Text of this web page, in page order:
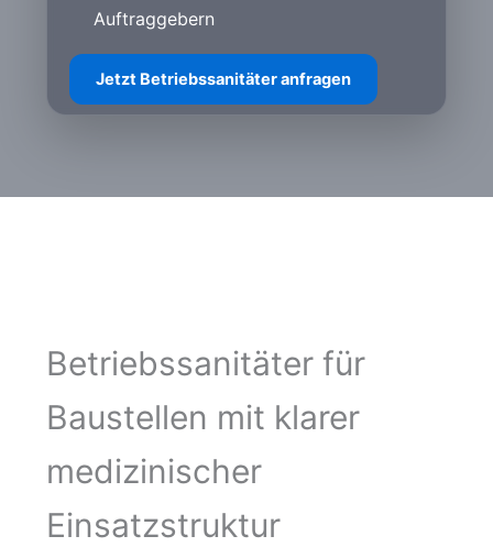
Auftraggebern
Jetzt Betriebssanitäter anfragen
Betriebssanitäter für
Baustellen mit klarer
medizinischer
Einsatzstruktur